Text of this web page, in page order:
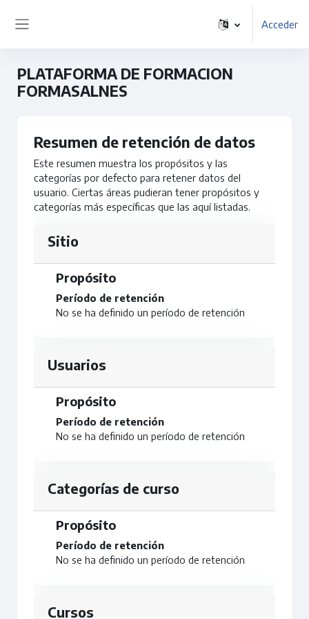
Acceder
PLATAFORMA DE FORMACION
FORMASALNES
Resumen de retención de datos
Este resumen muestra los propósitos y las
categorías por defecto para retener datos del
usuario. Ciertas áreas pudieran tener propósitos y
categorías más específicas que las aquí listadas.
Sitio
Propósito
Período de retención
No se ha definido un período de retención
Usuarios
Propósito
Período de retención
No se ha definido un período de retención
Categorías de curso
Propósito
Período de retención
No se ha definido un período de retención
Cursos